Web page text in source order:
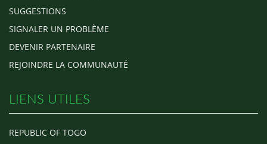
SUGGESTIONS
SIGNALER UN PROBLÈME
DEVENIR PARTENAIRE
REJOINDRE LA COMMUNAUTÉ
LIENS UTILES
REPUBLIC OF TOGO